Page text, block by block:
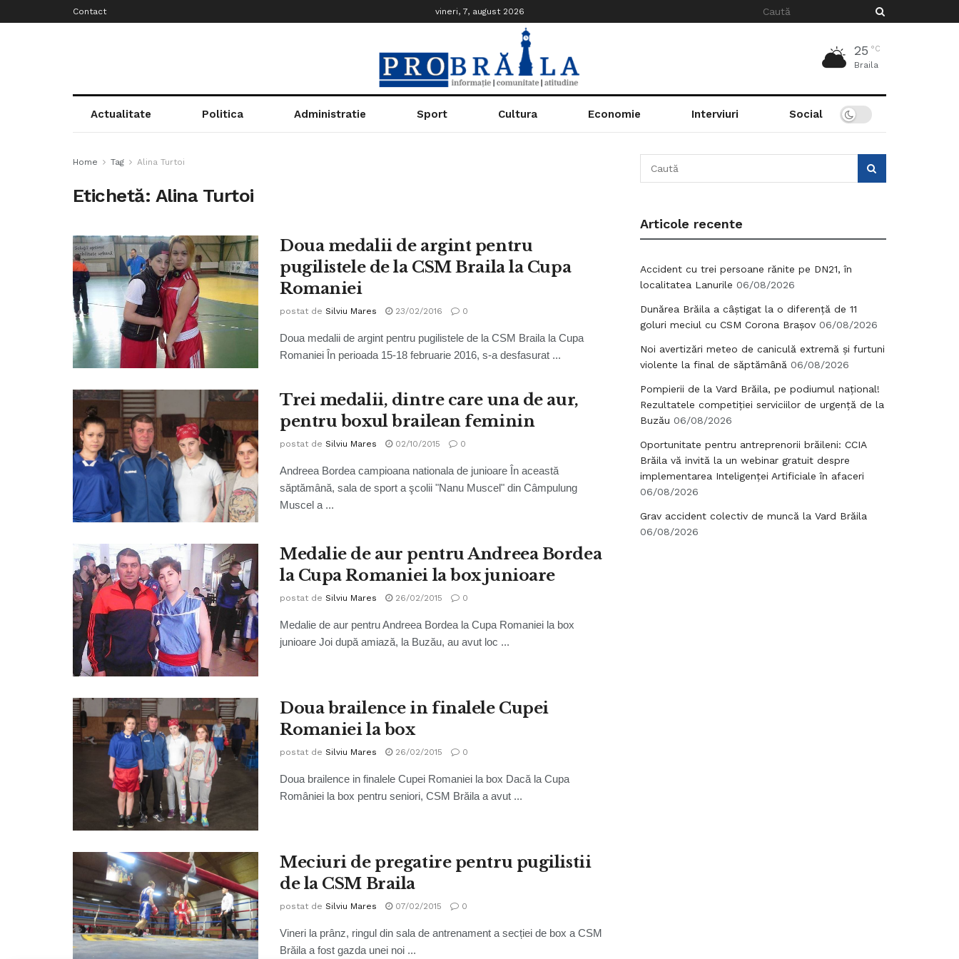
Contact vineri, 7, august 2026
25 °C
Braila
Actualitate Politica Administratie Sport Cultura Economie Interviuri Social
Home Tag Alina Turtoi
Etichetă: Alina Turtoi
Doua medalii de argint pentru
pugilistele de la CSM Braila la Cupa
Romaniei
postat de Silviu Mares 23/02/2016 0
Doua medalii de argint pentru pugilistele de la CSM Braila la Cupa
Romaniei În perioada 15-18 februarie 2016, s-a desfasurat ...
Trei medalii, dintre care una de aur,
pentru boxul brailean feminin
postat de Silviu Mares 02/10/2015 0
Andreea Bordea campioana nationala de junioare În această
săptămână, sala de sport a şcolii "Nanu Muscel" din Câmpulung
Muscel a ...
Medalie de aur pentru Andreea Bordea
la Cupa Romaniei la box junioare
postat de Silviu Mares 26/02/2015 0
Medalie de aur pentru Andreea Bordea la Cupa Romaniei la box
junioare Joi după amiază, la Buzău, au avut loc ...
Doua brailence in finalele Cupei
Romaniei la box
postat de Silviu Mares 26/02/2015 0
Doua brailence in finalele Cupei Romaniei la box Dacă la Cupa
României la box pentru seniori, CSM Brăila a avut ...
Meciuri de pregatire pentru pugilistii
de la CSM Braila
postat de Silviu Mares 07/02/2015 0
Vineri la prânz, ringul din sala de antrenament a secției de box a CSM
Brăila a fost gazda unei noi ...
Articole recente
Accident cu trei persoane rănite pe DN21, în
localitatea Lanurile 06/08/2026
Dunărea Brăila a câștigat la o diferență de 11
goluri meciul cu CSM Corona Brașov 06/08/2026
Noi avertizări meteo de caniculă extremă și furtuni
violente la final de săptămână 06/08/2026
Pompierii de la Vard Brăila, pe podiumul național!
Rezultatele competiției serviciilor de urgență de la
Buzău 06/08/2026
Oportunitate pentru antreprenorii brăileni: CCIA
Brăila vă invită la un webinar gratuit despre
implementarea Inteligenței Artificiale în afaceri
06/08/2026
Grav accident colectiv de muncă la Vard Brăila
06/08/2026